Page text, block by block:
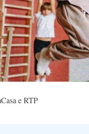
e RTP